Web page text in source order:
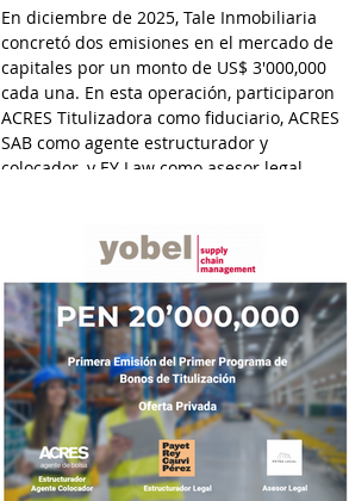
En diciembre de 2025, Tale Inmobiliaria
concretó dos emisiones en el mercado de
capitales por un monto de US$ 3'000,000
cada una. En esta operación, participaron
ACRES Titulizadora como fiduciario, ACRES
SAB como agente estructurador y
colocador, y EY Law como asesor legal.